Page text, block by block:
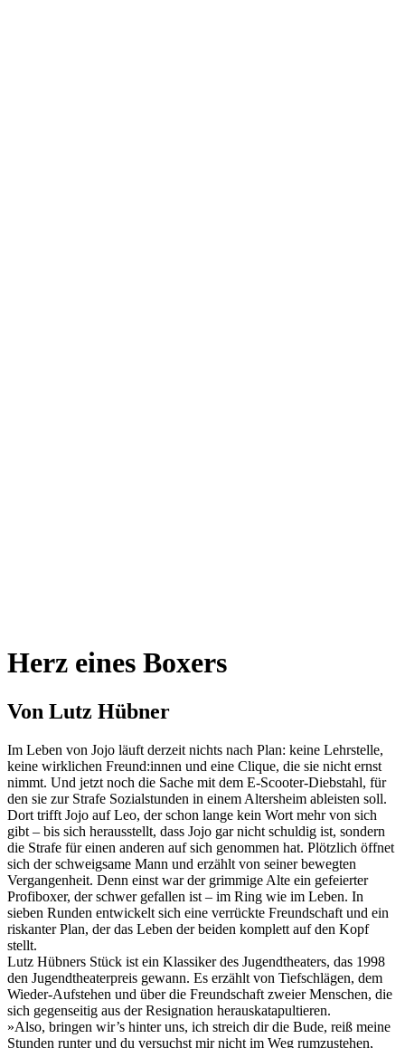
Herz eines Boxers
Von Lutz Hübner
Im Leben von Jojo läuft derzeit nichts nach Plan: keine Lehrstelle,
keine wirklichen Freund:innen und eine Clique, die sie nicht ernst
nimmt. Und jetzt noch die Sache mit dem E-Scooter-Diebstahl, für
den sie zur Strafe Sozialstunden in einem Altersheim ableisten soll.
Dort trifft Jojo auf Leo, der schon lange kein Wort mehr von sich
gibt – bis sich herausstellt, dass Jojo gar nicht schuldig ist, sondern
die Strafe für einen anderen auf sich genommen hat. Plötzlich öffnet
sich der schweigsame Mann und erzählt von seiner bewegten
Vergangenheit. Denn einst war der grimmige Alte ein gefeierter
Profiboxer, der schwer gefallen ist – im Ring wie im Leben. In
sieben Runden entwickelt sich eine verrückte Freundschaft und ein
riskanter Plan, der das Leben der beiden komplett auf den Kopf
stellt.
Lutz Hübners Stück ist ein Klassiker des Jugendtheaters, das 1998
den Jugendtheaterpreis gewann. Es erzählt von Tiefschlägen, dem
Wieder-Aufstehen und über die Freundschaft zweier Menschen, die
sich gegenseitig aus der Resignation herauskatapultieren.
»Also, bringen wir’s hinter uns, ich streich dir die Bude, reiß meine
Stunden runter und du versuchst mir nicht im Weg rumzustehen,